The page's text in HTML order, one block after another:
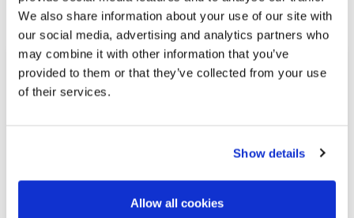
We also share information about your use of our site with
our social media, advertising and analytics partners who
may combine it with other information that you’ve
provided to them or that they’ve collected from your use
of their services.
Show details
Allow all cookies
Ähnliche Immobilien